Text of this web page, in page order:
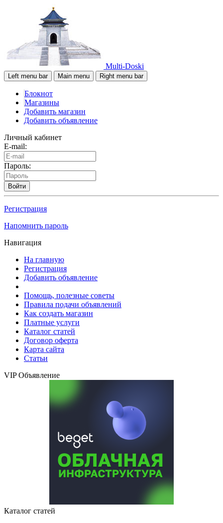
Multi-Doski
Left menu bar Main menu Right menu bar
Блокнот
Магазины
Добавить магазин
Добавить объявление
Личный кабинет
E-mail:
Пароль:
Войти
Регистрация
Напомнить пароль
Навигация
На главную
Регистрация
Добавить объявление
Помощь, полезные советы
Правила подачи объявлений
Как создать магазин
Платные услуги
Каталог статей
Договор оферта
Карта сайта
Статьи
VIP Объявление
Каталог статей